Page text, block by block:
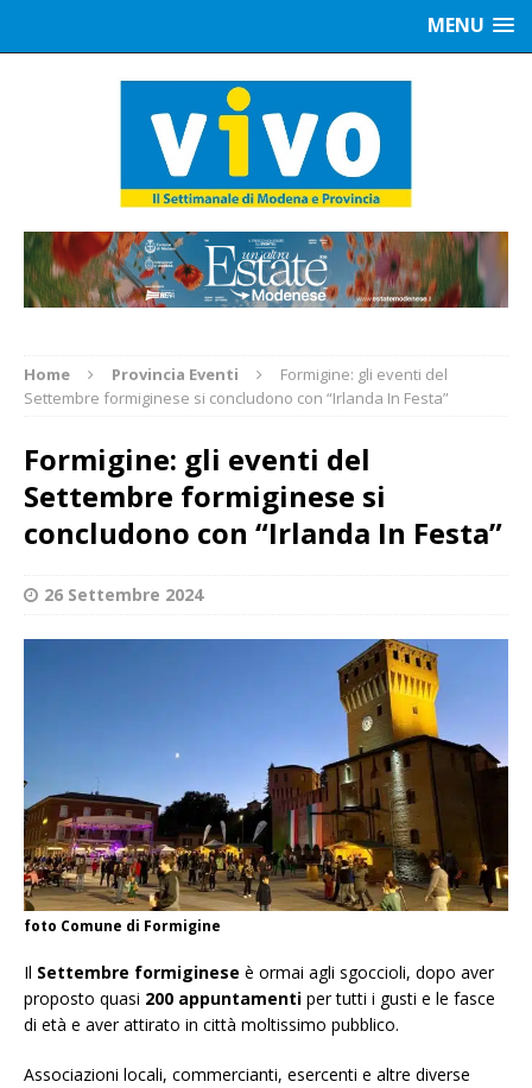
MENU
Home Provincia Eventi
Formigine: gli eventi del
Settembre formiginese si concludono con “Irlanda In Festa”
Formigine: gli eventi del
Settembre formiginese si
concludono con “Irlanda In Festa”
26 Settembre 2024
foto Comune di Formigine
Il Settembre formiginese è ormai agli sgoccioli, dopo aver
proposto quasi 200 appuntamenti per tutti i gusti e le fasce
di età e aver attirato in città moltissimo pubblico.
Associazioni locali, commercianti, esercenti e altre diverse